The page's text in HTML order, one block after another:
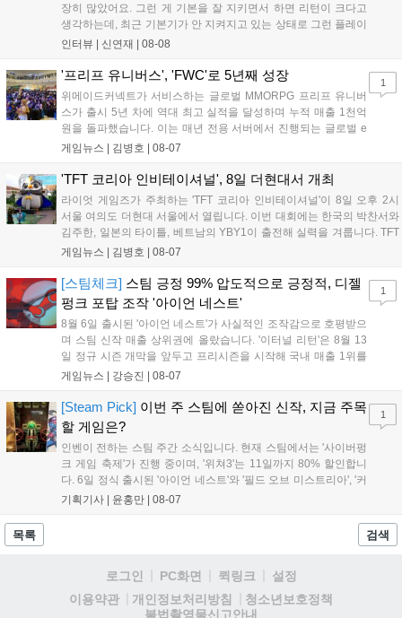
장히 많았어요. 그런 게 기본을 잘 지키면서 하면 리턴이 크다고
생각하는데, 최근 기본기가 안 지켜지고 있는 상태로 그런 플레이
를 추구하다 보니까 팀적으로 안 좋은 사고가 계속 많이 났던 것
LoL 챔피언스 코리아(LCK)'...
인터뷰 | 신연재 08-08
'프리프 유니버스', 'FWC'로 5년째 성장
위메이드커넥트가 서비스하는 글로벌 MMORPG 프리프 유니버
스가 출시 5년 차에 역대 최고 실적을 달성하며 누적 매출 1천억
원을 돌파했습니다. 이는 매년 전용 서버에서 진행되는 글로벌 e
스포츠 대회 FWC의 영향이 큽니다. FWC는 이용자가 동일한 조
은 전년 대비 매출과 이용자 지표가 대폭 상승하는 성과를 냈습니
다. 오는 10월 필리핀 마닐라에서 총상금 11만 달러 규모의 제4회
FWC 그랜드 파이널이 개최될 예정이며, 위메이드커넥트는 이를
통해 커뮤니티 중심의 장기 성장 모델을 지속할 방침입니다....
게임뉴스 | 김병호 08-07
1
'TFT 코리아 인비테이셔널', 8일 더현대서 개최
라이엇 게임즈가 주최하는 'TFT 코리아 인비테이셔널'이 8일 오후 2시
서울 여의도 더현대 서울에서 열립니다. 이번 대회에는 한국의 박찬서와
김주한, 일본의 타이틀, 베트남의 YBY1이 출전해 실력을 겨룹니다. TFT
는 소속팀 없이 개인 자격으로 참가하는 독특한 대회 구조를 가지며, 누
17일까지 이어지는 이번 행사는 신규 세트 체험과 공연 등 다양한 즐길
거리를 제공하며, 이후 현대백화점 판교점에서도 행사가 이어질 예정입
니다. 연말에는 라스베이거스 오픈이 개최됩니다....
게임뉴스 | 김병호 08-07
[스팀체크] 스팀 긍정 99% 압도적으로 긍정적, 디젤
펑크 포탑 조작 '아이언 네스트'
8월 6일 출시된 '아이언 네스트'가 사실적인 조작감으로 호평받으
며 스팀 신작 매출 상위권에 올랐습니다. '이터널 리턴'은 8월 13
일 정규 시즌 개막을 앞두고 프리시즌을 시작해 국내 매출 1위를
기록했습니다. 25주년을 맞은 '고스트 리콘' 시리즈는 8월 6일 쇼
'마블 투혼: 파이팅 소울즈'와 레트로 수리 시뮬레이션 '리스토
리'도 스팀에 정식 출시되었습니다....
게임뉴스 | 강승진 08-07
1
[Steam Pick] 이번 주 스팀에 쏟아진 신작, 지금 주목
할 게임은?
인벤이 전하는 스팀 주간 소식입니다. 현재 스팀에서는 '사이버펑
크 게임 축제'가 진행 중이며, '위쳐3'는 11일까지 80% 할인합니
다. 6일 정식 출시된 '아이언 네스트'와 '필드 오브 미스트리아', '커
세어 코브'가 호평받고 있습니다. 한편, 7일 출시된 '마블 투혼'은
다. 유비소프트의 '고스트리콘: 와일드랜드'는 7년 만의 대규모 업
기획기사 | 윤홍만 08-07
1
목록 검색
로그인 PC화면 퀵링크
설정
이용약관
개인정보처리방침
청소년보호정책
불법촬영물신고안내